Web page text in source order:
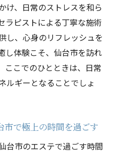
もたらす健康的な生活
叶えるエステ施術
えない気仙沼市のエス
を最大化
して美しさを最大化す
け、日常のストレスを和ら
ラピストによる丁寧な施術
し、心身のリフレッシュを
し体験こそ、仙台市を訪れ
ここでのひとときは、日常
ルギーとなることでしょ
で極上の時間を過ごす
台市のエステで過ごす時間